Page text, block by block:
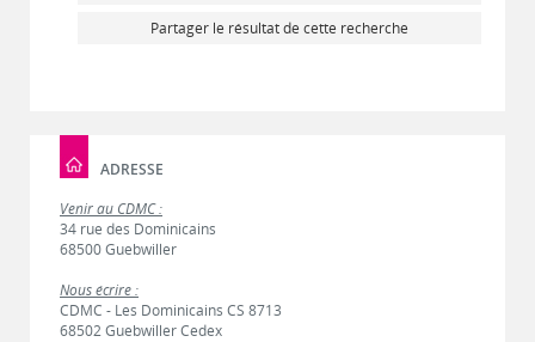
Partager le résultat de cette recherche
ADRESSE
Venir au CDMC :
34 rue des Dominicains
68500 Guebwiller
Nous écrire :
CDMC - Les Dominicains CS 8713
68502 Guebwiller Cedex